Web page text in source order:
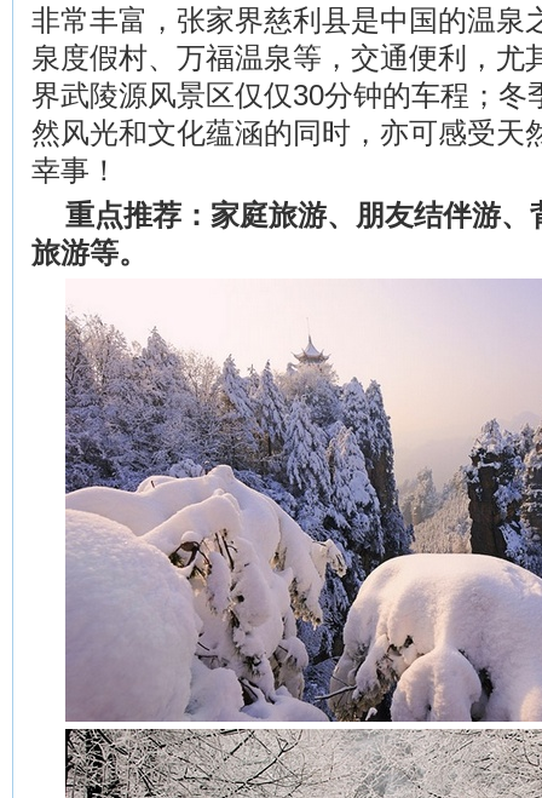
非常丰富，张家界慈利县是中国的温泉
泉度假村、万福温泉等，交通便利，尤
界武陵源风景区仅仅30分钟的车程；冬
然风光和文化蕴涵的同时，亦可感受天
幸事！
重点推荐：家庭旅游、朋友结伴游、
旅游等。